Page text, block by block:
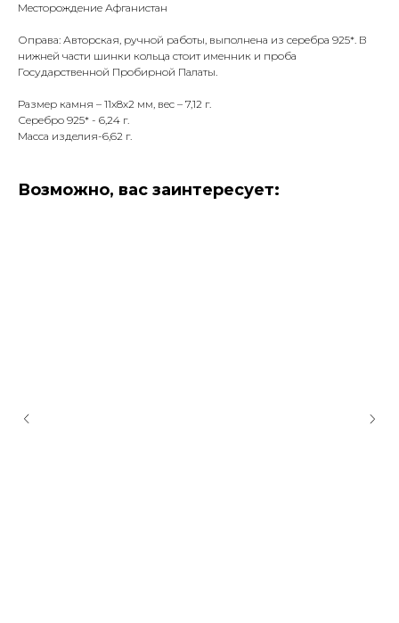
Месторождение Афганистан
Оправа: Авторская, ручной работы, выполнена из серебра 925*. В
нижней части шинки кольца стоит именник и проба
Государственной Пробирной Палаты.
Размер камня – 11х8х2 мм, вес – 7,12 г.
Серебро 925* - 6,24 г.
Масса изделия-6,62 г.
Возможно, вас заинтересует: